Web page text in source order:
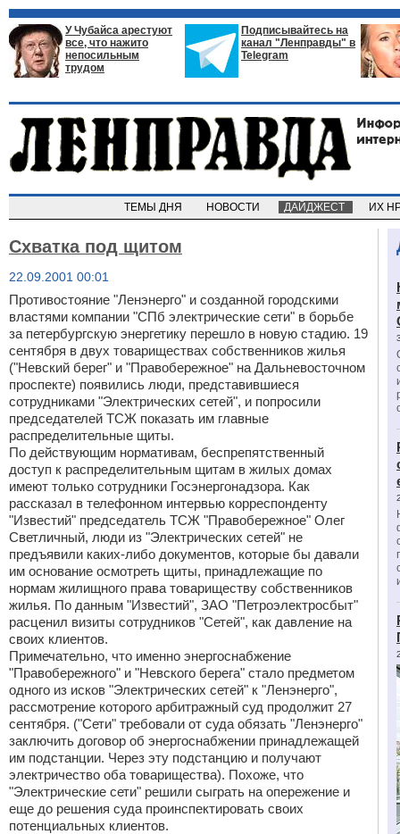
У Чубайса арестуют
все, что нажито
непосильным
трудом
Подписывайтесь на
канал "Ленправды" в
Telegram
ТЕМЫ ДНЯ НОВОСТИ ДАЙДЖЕСТ ИХ
Схватка под щитом
22.09.2001 00:01
Противостояние "Ленэнерго" и созданной городскими
властями компании "СПб электрические сети" в борьбе
за петербургскую энергетику перешло в новую стадию. 19
сентября в двух товариществах собственников жилья
("Невский берег" и "Правобережное" на Дальневосточном
проспекте) появились люди, представившиеся
сотрудниками "Электрических сетей", и попросили
председателей ТСЖ показать им главные
распределительные щиты.
По действующим нормативам, беспрепятственный
доступ к распределительным щитам в жилых домах
имеют только сотрудники Госэнергонадзора. Как
рассказал в телефонном интервью корреспонденту
"Известий" председатель ТСЖ "Правобережное" Олег
Светличный, люди из "Электрических сетей" не
предъявили каких-либо документов, которые бы давали
им основание осмотреть щиты, принадлежащие по
нормам жилищного права товариществу собственников
жилья. По данным "Известий", ЗАО "Петроэлектросбыт"
расценил визиты сотрудников "Сетей", как давление на
своих клиентов.
Примечательно, что именно энергоснабжение
"Правобережного" и "Невского берега" стало предметом
одного из исков "Электрических сетей" к "Ленэнерго",
рассмотрение которого арбитражный суд продолжит 27
сентября. ("Сети" требовали от суда обязать "Ленэнерго"
заключить договор об энергоснабжении принадлежащей
им подстанции. Через эту подстанцию и получают
электричество оба товарищества). Похоже, что
"Электрические сети" решили сыграть на опережение и
еще до решения суда проинспектировать своих
потенциальных клиентов.